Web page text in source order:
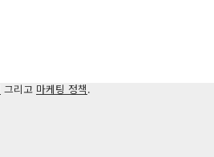
그리고 마케팅 정책.